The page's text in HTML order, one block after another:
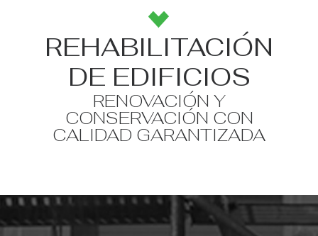
QUIENES SOMOS
SERVICIOS
REHABILITACIÓN
DE EDIFICIOS
RENOVACIÓN Y
CONSERVACIÓN CON
CALIDAD GARANTIZADA